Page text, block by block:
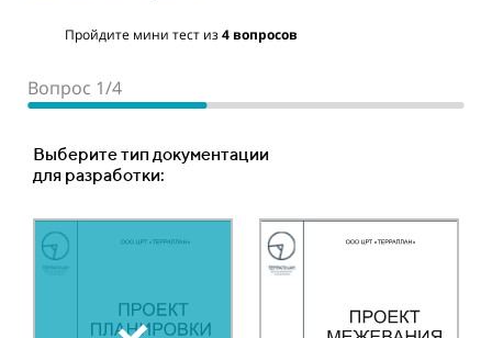
Пройдите мини тест из4 вопросов
Вопрос 1/4
Выберите тип документации
для разработки:
Вопрос 2/4
Тип объекта:
Вопрос 3/4
Ориентировочная площадь или протяженность
объекта :
Площадный объект
Вопрос 4/4
Место расположения объекта
Ваш телефон
Ориентировочная цена
составляет: